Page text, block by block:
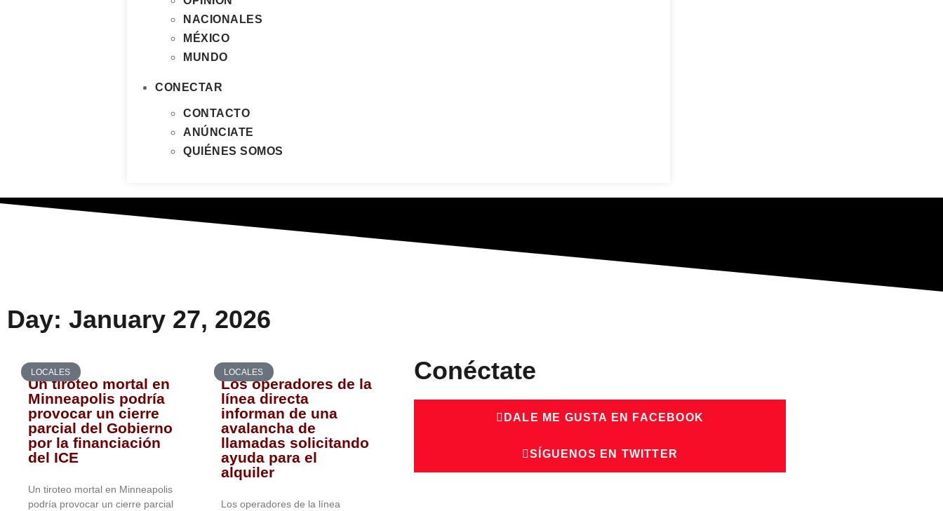
NACIONALES
MÉXICO
MUNDO
CONECTAR
CONTACTO
ANÚNCIATE
QUIÉNES SOMOS
Day: January 27, 2026
LOCALES
Un tiroteo mortal en
Minneapolis podría
provocar un cierre
parcial del Gobierno
por la financiación
del ICE
Un tiroteo mortal en Minneapolis
podría provocar un cierre parcial
LOCALES
Los operadores de la
línea directa
informan de una
avalancha de
llamadas solicitando
ayuda para el
alquiler
Los operadores de la línea
Conéctate
DALE ME GUSTA EN FACEBOOK
SÍGUENOS EN TWITTER